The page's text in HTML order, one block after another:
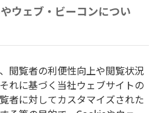
ウェブ・ビーコンについ
閲覧者の利便性向上や閲覧状況
れに基づく当社ウェブサイトの
者に対してカスタマイズされた